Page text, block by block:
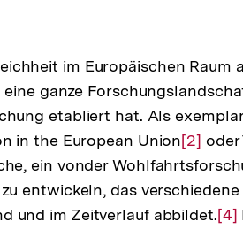
im Europäischen Raum
ganze
etabliert hat. Als
in the European UnionZur
der
Fußnote
[2] oder
ein vonder
entwickeln, das verschiedene
und im Zeitverlauf abbildet.Zur
[4]